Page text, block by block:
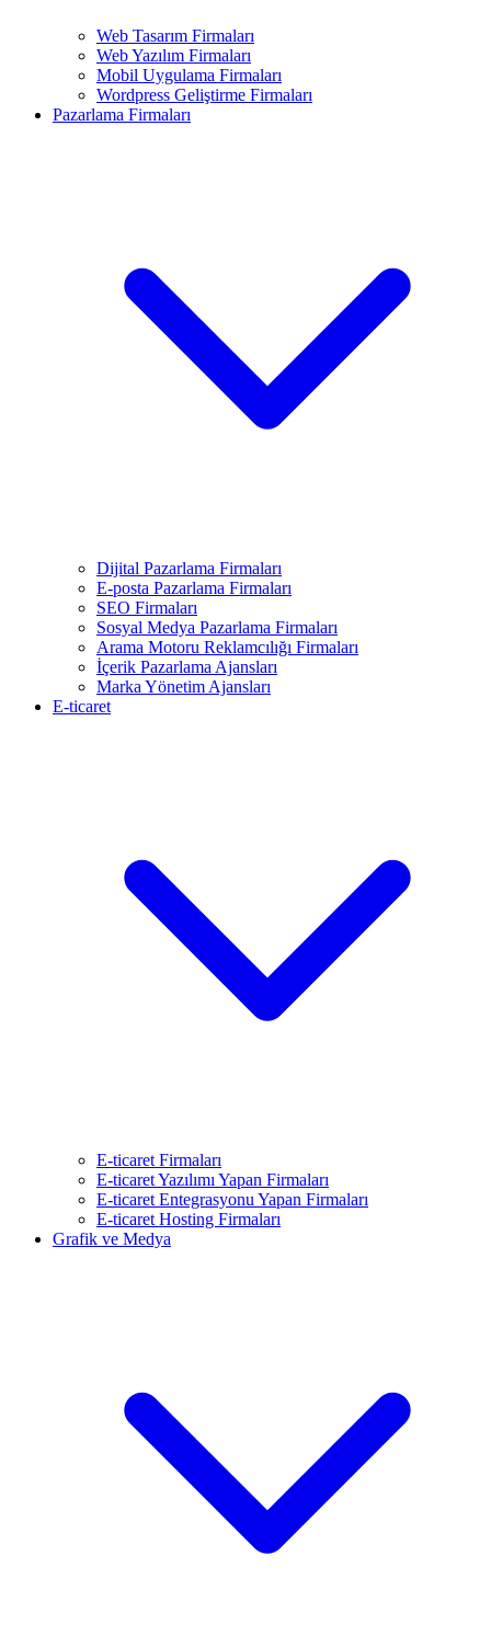
Web Tasarım Firmaları
Web Yazılım Firmaları
Mobil Uygulama Firmaları
Wordpress Geliştirme Firmaları
Pazarlama Firmaları
Dijital Pazarlama Firmaları
E-posta Pazarlama Firmaları
SEO Firmaları
Sosyal Medya Pazarlama Firmaları
Arama Motoru Reklamcılığı Firmaları
İçerik Pazarlama Ajansları
Marka Yönetim Ajansları
E-ticaret
E-ticaret Firmaları
E-ticaret Yazılımı Yapan Firmaları
E-ticaret Entegrasyonu Yapan Firmaları
E-ticaret Hosting Firmaları
Grafik ve Medya